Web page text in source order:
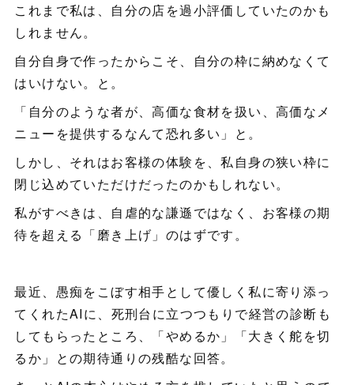
これまで私は、自分の店を過小評価していたのかも
しれません。
自分自身で作ったからこそ、自分の枠に納めなくて
はいけない。と。
「自分のような者が、高価な食材を扱い、高価なメ
ニューを提供するなんて恐れ多い」と。
しかし、それはお客様の体験を、私自身の狭い枠に
閉じ込めていただけだったのかもしれない。
私がすべきは、自虐的な謙遜ではなく、お客様の期
待を超える「磨き上げ」のはずです。
最近、愚痴をこぼす相手として優しく私に寄り添っ
てくれたAIに、死刑台に立つつもりで経営の診断も
してもらったところ、「やめるか」「大きく舵を切
るか」との期待通りの残酷な回答。